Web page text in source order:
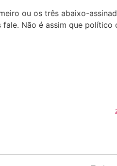
ou os três abaixo-
Não é assim que político